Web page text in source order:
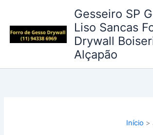
conteúdo
Gesseiro SP
Liso Sancas
Drywall
Alçapão
Início